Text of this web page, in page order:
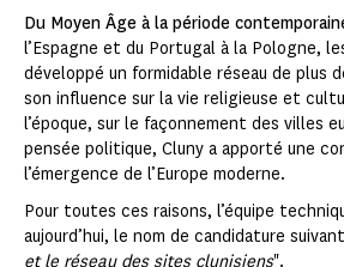
Du Moyen Âge à la période
l’Espagne et du Portugal à la Pologne,
développé un formidable réseau de plus
son influence sur la vie religieuse et
l’époque, sur le façonnement des villes
pensée politique, Cluny a apporté une
l’émergence de l’Europe moderne.
Pour toutes ces raisons, l’équipe
aujourd’hui, le nom de candidature
et le réseau des sites clunisiens".